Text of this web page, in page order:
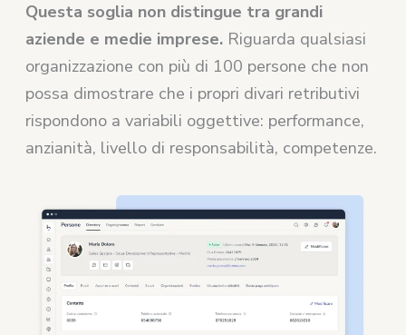
Questa soglia non distingue tra grandi
aziende e medie imprese. Riguarda qualsiasi
organizzazione con più di 100 persone che non
possa dimostrare che i propri divari retributivi
rispondono a variabili oggettive: performance,
anzianità, livello di responsabilità, competenze.